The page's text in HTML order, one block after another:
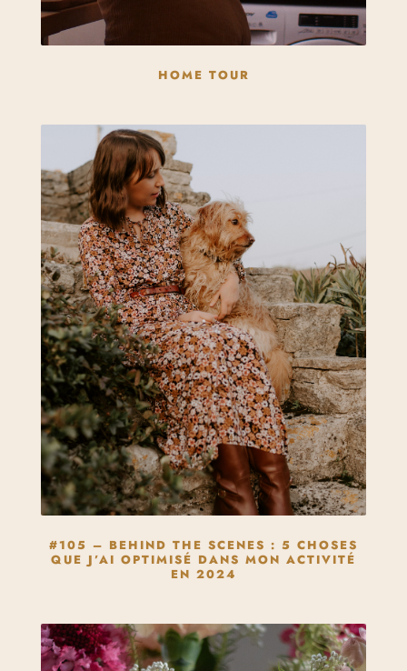
HOME TOUR
#105 – BEHIND THE SCENES : 5 CHOSES
QUE J’AI OPTIMISÉ DANS MON ACTIVITÉ
EN 2024